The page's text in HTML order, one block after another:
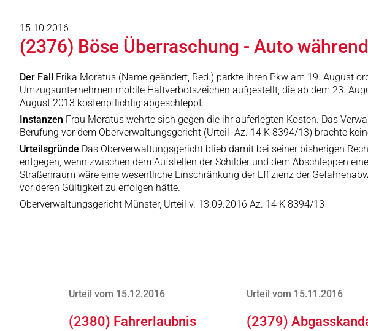
15.10.2016
(2376) Böse Überraschung - Auto
Der Fall Erika Moratus (Name geändert, Red.) parkte ihren Pkw am 19. August
Umzugsunternehmen mobile Haltverbotszeichen aufgestellt, die ab dem 23.
August 2013 kostenpflichtig abgeschleppt.
Instanzen Frau Moratus wehrte sich gegen die ihr auferlegten Kosten. Das
Berufung vor dem Oberverwaltungsgericht (Urteil Az. 14 K 8394/13) brachte
Urteilsgründe Das Oberverwaltungsgericht blieb damit bei seiner bisherigen
entgegen, wenn zwischen dem Aufstellen der Schilder und dem Abschleppen
Straßenraum wäre eine wesentliche Einschränkung der Effizienz der
vor deren Gültigkeit zu erfolgen hätte.
Oberverwaltungsgericht Münster, Urteil v. 13.09.2016 Az. 14 K 8394/13
Urteil vom 15.12.2016
(2380) Fahrerlaubnis
Urteil vom 15.11.2016
(2379)